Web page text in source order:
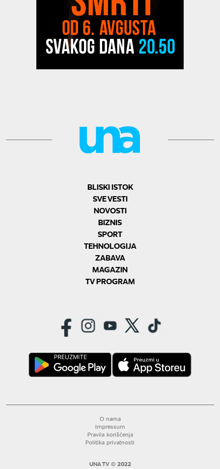
BLISKI ISTOK
SVE VESTI
NOVOSTI
BIZNIS
SPORT
TEHNOLOGIJA
ZABAVA
MAGAZIN
TV PROGRAM
O nama
Impressum
Pravila korišćenja
Politika privatnosti
UNA TV © 2022